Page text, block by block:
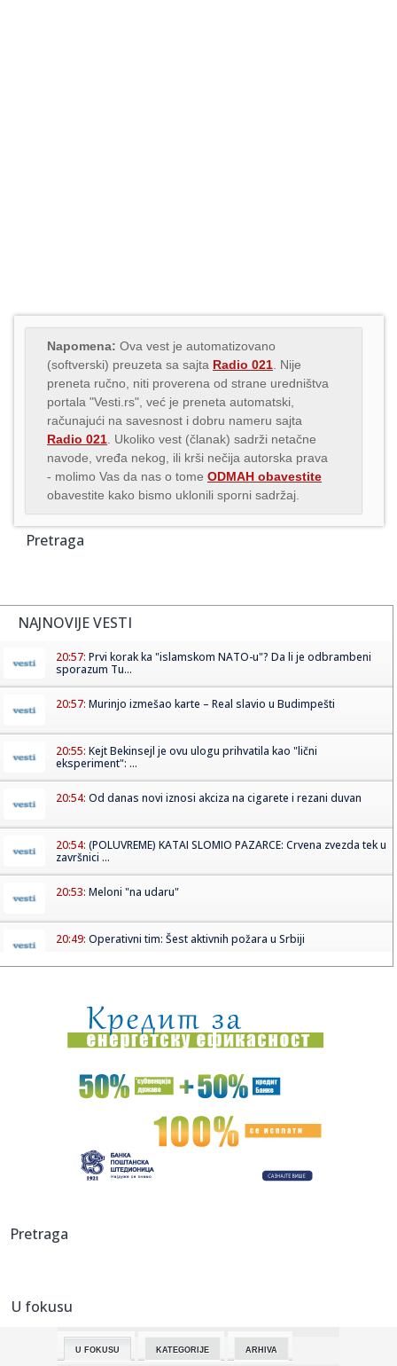
Napomena: Ova vest je automatizovano
(softverski) preuzeta sa sajta Radio 021 . Nije
preneta ručno, niti proverena od strane uredništva
portala "Vesti.rs", već je preneta automatski,
računajući na savesnost i dobru nameru sajta
Radio 021 . Ukoliko vest (članak) sadrži netačne
navode, vređa nekog, ili krši nečija autorska prava
- molimo Vas da nas o tome ODMAH obavestite
obavestite kako bismo uklonili sporni sadržaj.
Pretraga
NAJNOVIJE VESTI
20:57: Prvi korak ka "islamskom NATO-u"? Da li je odbrambeni
sporazum Tu...
20:57: Murinjo izmešao karte – Real slavio u Budimpešti
20:55: Kejt Bekinsejl je ovu ulogu prihvatila kao "lični
eksperiment": ...
20:54: Od danas novi iznosi akciza na cigarete i rezani duvan
20:54: (POLUVREME) KATAI SLOMIO PAZARCE: Crvena zvezda tek u
završnici ...
20:53: Meloni "na udaru"
20:49: Operativni tim: Šest aktivnih požara u Srbiji
20:44:Iran postavio uslove SAD za ponovno otvaranje Ormuskog
moreuza
20:39:Cvijanović: Grad u znaku vjere, tradicije i zajedništva
BLAGOJEVIĆ ODUZEO BODOVE FAVORITU: Akron zaključao
20:31:Veliki posao Zvezde – stiže jedan od Realovih projekata
20:31:
20:31: Požar u Italjiji, evakuisani turisti i stanovnici
Pretraga
U fokusu
U FOKUSU KATEGORIJE ARHIVA